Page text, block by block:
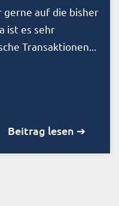
gerne auf die bisher
ist es sehr
Transaktionen...
Beitrag lesen ➔